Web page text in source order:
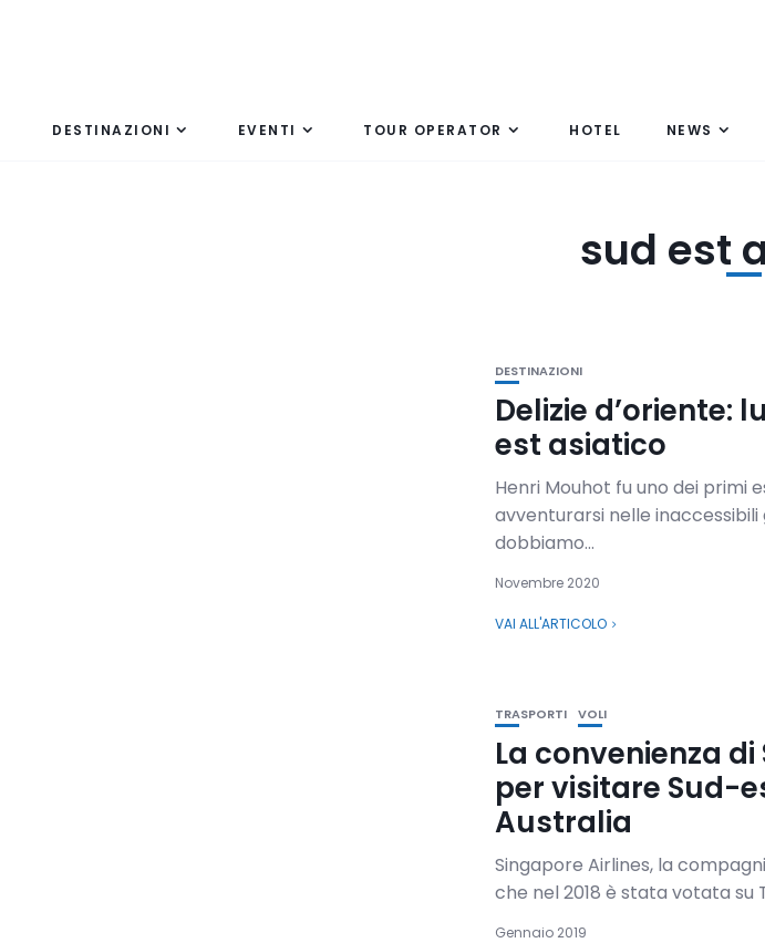
DESTINAZIONI EVENTI TOUR OPERATOR HOTEL NEWS
sud est
DESTINAZIONI
Delizie d’oriente:
est asiatico
Henri Mouhot fu uno dei primi
avventurarsi nelle inaccessibili
dobbiamo...
Novembre 2020
VAI ALL'ARTICOLO
TRASPORTI VOLI
La convenienza
per visitare Sud-
Australia
Singapore Airlines, la
che nel 2018 è stata votata su
Gennaio 2019